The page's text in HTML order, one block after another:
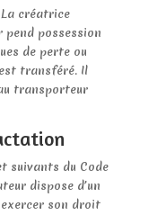
créatrice
pend possession
de perte ou
transféré. Il
transporteur
suivants du Code
dispose d’un
son droit